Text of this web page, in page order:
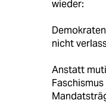
wieder:
nicht
Anstatt